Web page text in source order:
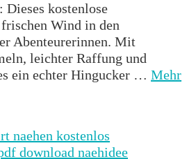
kostenlose
Wind in den
Abenteurerinnen. Mit
leichter Raffung und
ein echter Hingucker … Mehr